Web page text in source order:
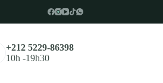
+212 5229-86398
10h -19h30